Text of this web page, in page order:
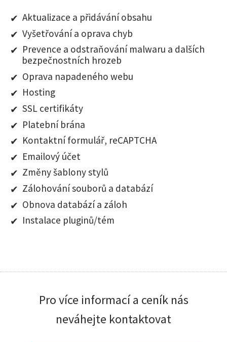
Aktualizace a přidávání obsahu
Vyšetřování a oprava chyb
Prevence a odstraňování malwaru a dalších
bezpečnostních hrozeb
Oprava napadeného webu
Hosting
SSL certifikáty
Platební brána
Kontaktní formulář, reCAPTCHA
Emailový účet
Změny šablony stylů
Zálohování souborů a databází
Obnova databází a záloh
Instalace pluginů/tém
Pro více informací a ceník nás
neváhejte kontaktovat